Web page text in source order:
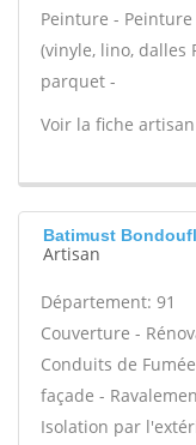
Peinture -
(vinyle, lino, dalles
parquet -
Voir la fiche
Batimust
Artisan
Département: 91
Couverture -
Conduits de
façade -
Isolation par